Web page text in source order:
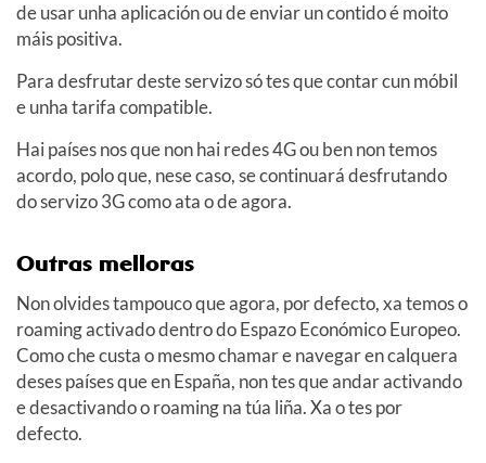
de usar unha aplicación ou de enviar un contido é moito
máis positiva.
Para desfrutar deste servizo só tes que contar cun móbil
e unha tarifa compatible.
Hai países nos que non hai redes 4G ou ben non temos
acordo, polo que, nese caso, se continuará desfrutando
do servizo 3G como ata o de agora.
Outras melloras
Non olvides tampouco que agora, por defecto, xa temos o
roaming activado dentro do Espazo Económico Europeo.
Como che custa o mesmo chamar e navegar en calquera
deses países que en España, non tes que andar activando
e desactivando o roaming na túa liña. Xa o tes por
defecto.